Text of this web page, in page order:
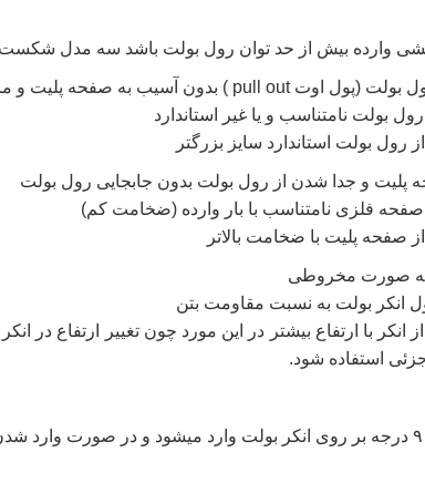
وارده بیش از حد توان رول بولت باشد سه مدل شکست
بولت (پول اوت pull out )
بدون آسیب به صفحه پلیت و
بولت نامتناسب و یا غیر استاندارد
رول بولت استاندارد سایز بزرگتر
و جدا شدن از رول بولت بدون جابجایی رول بولت
صفحه فلزی نامتناسب با بار وارده (ضخامت کم)
صفحه پلیت با ضخامت بالاتر
صورت مخروطی
انکر بولت به نسبت مقاومت بتن
از انکر با ارتفاع بیشتر در این مورد چون تغییر ارتفاع در
استفاده شود.
درجه بر روی انکر بولت وارد میشود و در صورت وارد